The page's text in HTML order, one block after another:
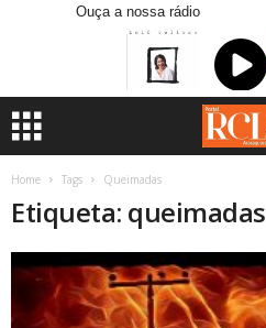
Ouça a nossa rádio
Home Tags Queimadas
Etiqueta: queimadas